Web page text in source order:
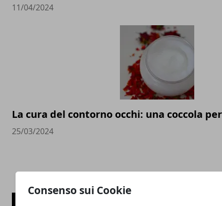
Consenso sui Cookie
11/04/2024
La cura del contorno occhi: una coccola
25/03/2024